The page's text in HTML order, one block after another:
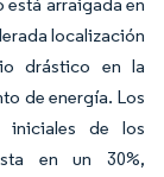
localización
drástico en la
de energía. Los
iniciales de los
en un 30%,